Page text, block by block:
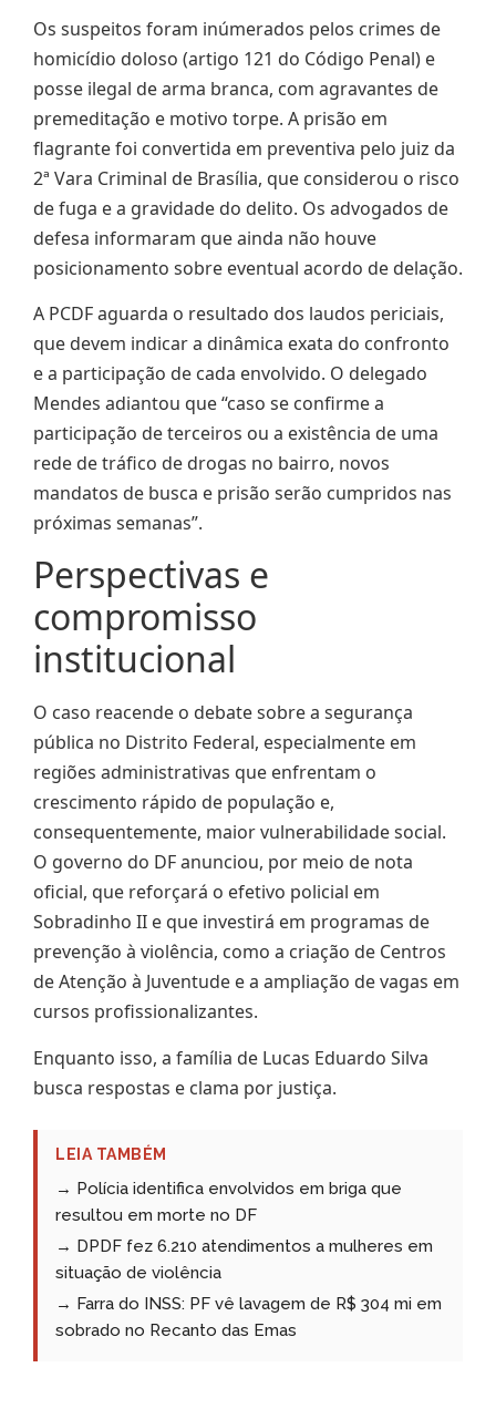
Os suspeitos foram inúmerados pelos crimes de
homicídio doloso (artigo 121 do Código Penal) e
posse ilegal de arma branca, com agravantes de
premeditação e motivo torpe. A prisão em
flagrante foi convertida em preventiva pelo juiz da
2ª Vara Criminal de Brasília, que considerou o risco
de fuga e a gravidade do delito. Os advogados de
defesa informaram que ainda não houve
posicionamento sobre eventual acordo de delação.
A PCDF aguarda o resultado dos laudos periciais,
que devem indicar a dinâmica exata do confronto
e a participação de cada envolvido. O delegado
Mendes adiantou que “caso se confirme a
participação de terceiros ou a existência de uma
rede de tráfico de drogas no bairro, novos
mandatos de busca e prisão serão cumpridos nas
próximas semanas”.
Perspectivas e
compromisso
institucional
O caso reacende o debate sobre a segurança
pública no Distrito Federal, especialmente em
regiões administrativas que enfrentam o
crescimento rápido de população e,
consequentemente, maior vulnerabilidade social.
O governo do DF anunciou, por meio de nota
oficial, que reforçará o efetivo policial em
Sobradinho II e que investirá em programas de
prevenção à violência, como a criação de Centros
de Atenção à Juventude e a ampliação de vagas em
cursos profissionalizantes.
Enquanto isso, a família de Lucas Eduardo Silva
busca respostas e clama por justiça.
LEIA TAMBÉM
→ Polícia identifica envolvidos em briga que
resultou em morte no DF
→ DPDF fez 6.210 atendimentos a mulheres em
situação de violência
→ Farra do INSS: PF vê lavagem de R$ 304 mi em
sobrado no Recanto das Emas